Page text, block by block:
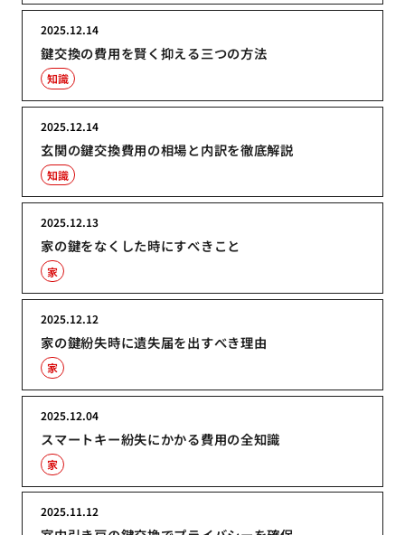
鍵交換の費用を賢く抑える三つの方法
2025.12.14
知識
玄関の鍵交換費用の相場と内訳を徹底解説
2025.12.14
知識
家の鍵をなくした時にすべきこと
2025.12.13
家
家の鍵紛失時に遺失届を出すべき理由
2025.12.12
家
スマートキー紛失にかかる費用の全知識
2025.12.04
家
2025.11.12